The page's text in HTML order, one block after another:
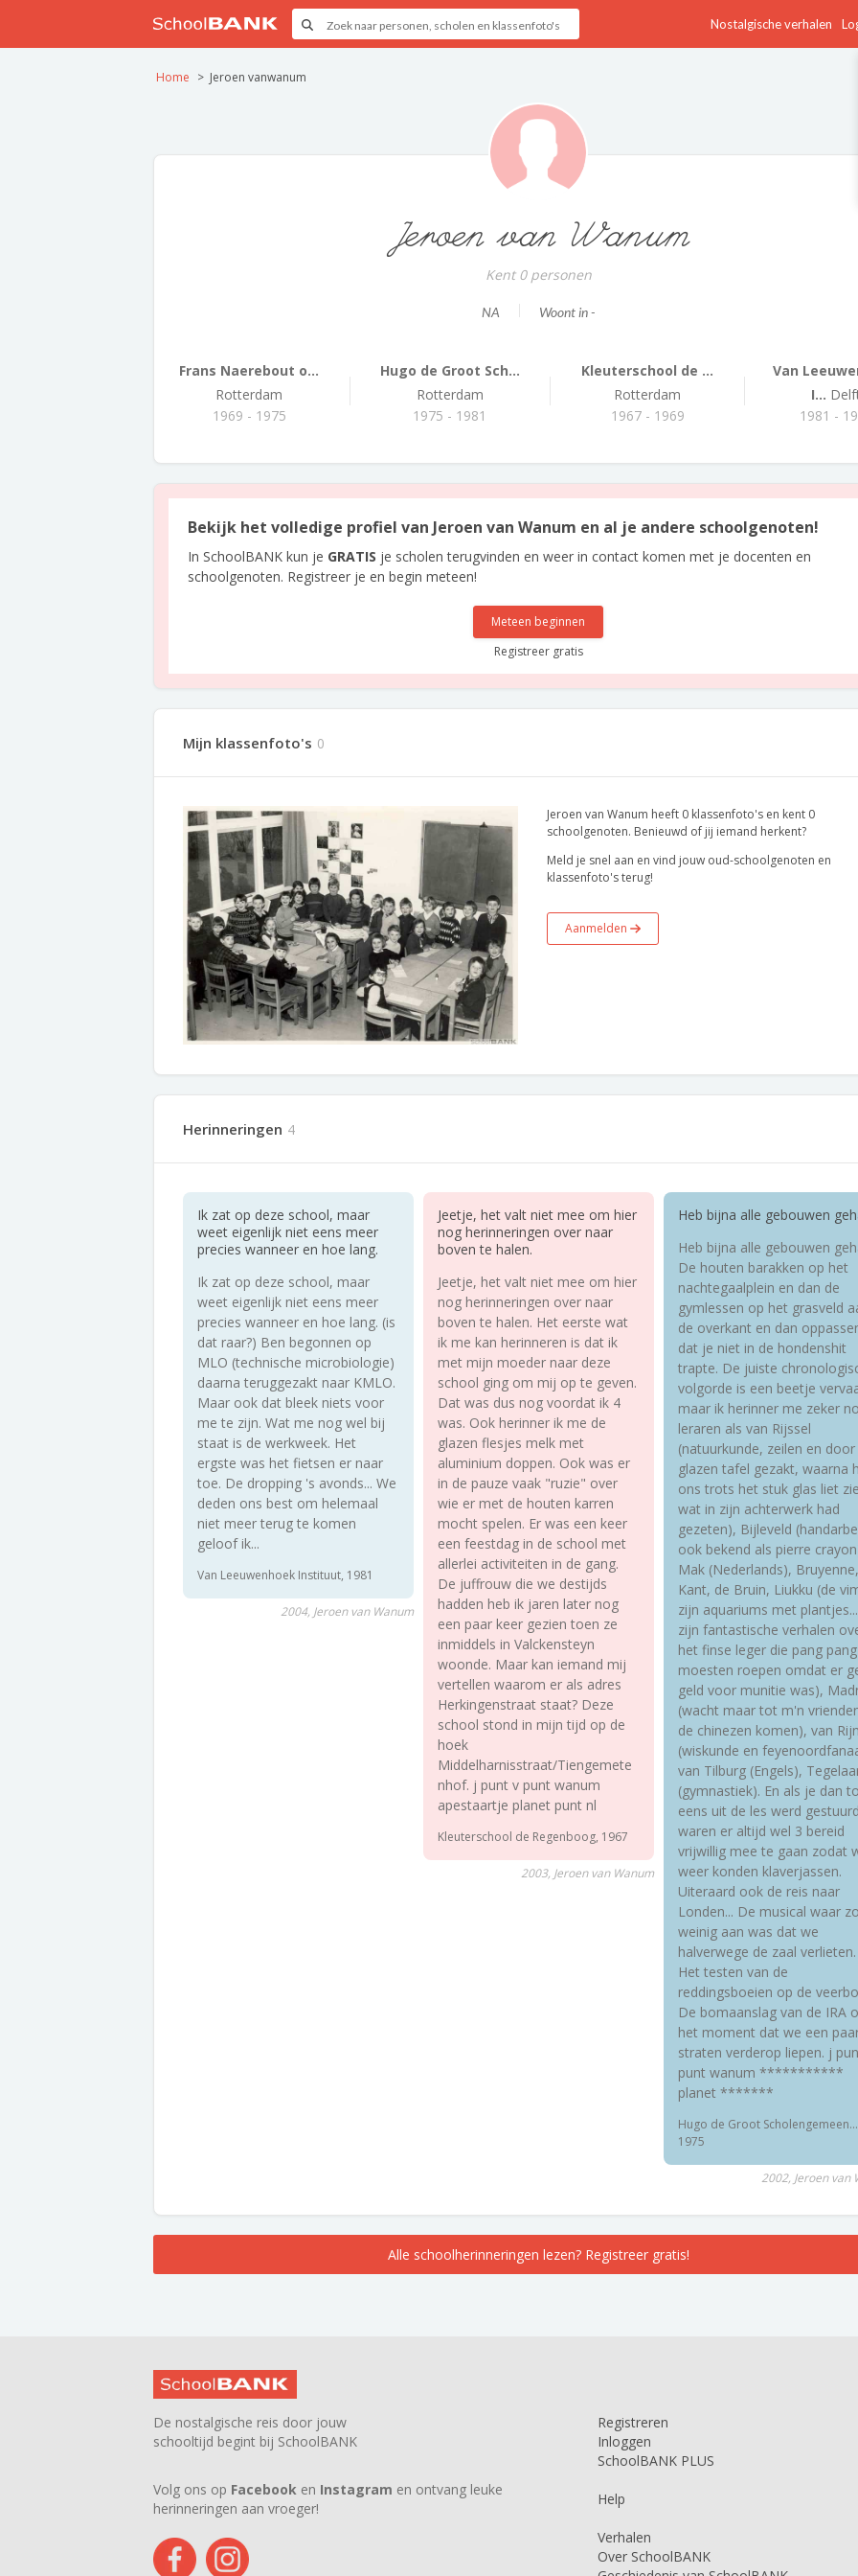
Nostalgische verhalen
Home Jeroen vanwanum
Jeroen van Wanum
Kent 0 personen
NA Woont in -
Frans Naerebout o...
Rotterdam
1969 - 1975
Hugo de Groot Sch...
Rotterdam
1975 - 1981
Kleuterschool de ...
Rotterdam
1967 - 1969
Van
I...
1981 -
Bekijk het volledige profiel van Jeroen van Wanum en al je andere schoolgenoten!
In SchoolBANK kun je GRATIS je scholen terugvinden en weer in contact komen met je docenten en
schoolgenoten. Registreer je en begin meteen!
Meteen beginnen
Registreer gratis
Mijn klassenfoto's 0
Jeroen van Wanum heeft 0 klassenfoto's en kent 0
schoolgenoten. Benieuwd of jij iemand herkent?
Meld je snel aan en vind jouw oud-schoolgenoten en
klassenfoto's terug!
Aanmelden
Herinneringen 4
Ik zat op deze school, maar
weet eigenlijk niet eens meer
precies wanneer en hoe lang.
Ik zat op deze school, maar
weet eigenlijk niet eens meer
precies wanneer en hoe lang. (is
dat raar?) Ben begonnen op
MLO (technische microbiologie)
daarna teruggezakt naar KMLO.
Maar ook dat bleek niets voor
me te zijn. Wat me nog wel bij
staat is de werkweek. Het
ergste was het fietsen er naar
toe. De dropping 's avonds... We
deden ons best om helemaal
niet meer terug te komen
geloof ik...
Van Leeuwenhoek Instituut, 1981
2004, Jeroen van Wanum
Jeetje, het valt niet mee om hier
nog herinneringen over naar
boven te halen.
Jeetje, het valt niet mee om hier
nog herinneringen over naar
boven te halen. Het eerste wat
ik me kan herinneren is dat ik
met mijn moeder naar deze
school ging om mij op te geven.
Dat was dus nog voordat ik 4
was. Ook herinner ik me de
glazen flesjes melk met
aluminium doppen. Ook was er
in de pauze vaak "ruzie" over
wie er met de houten karren
mocht spelen. Er was een keer
een feestdag in de school met
allerlei activiteiten in de gang.
De juffrouw die we destijds
hadden heb ik jaren later nog
een paar keer gezien toen ze
inmiddels in Valckensteyn
woonde. Maar kan iemand mij
vertellen waarom er als adres
Herkingenstraat staat? Deze
school stond in mijn tijd op de
hoek
Middelharnisstraat/Tiengemete
nhof. j punt v punt wanum
apestaartje planet punt nl
Kleuterschool de Regenboog, 1967
2003, Jeroen van Wanum
Heb bijna alle gebouwen
Heb bijna alle gebouwen
De houten barakken op het
nachtegaalplein en dan de
gymlessen op het grasveld
de overkant en dan
dat je niet in de hondenshit
trapte. De juiste
volgorde is een beetje
maar ik herinner me zeker
leraren als van Rijssel
(natuurkunde, zeilen en door
glazen tafel gezakt, waarna
ons trots het stuk glas liet
wat in zijn achterwerk had
gezeten), Bijleveld
ook bekend als pierre
Mak (Nederlands), Bruyenne,
Kant, de Bruin, Liukku (de
zijn aquariums met
zijn fantastische verhalen
het finse leger die pang pang
moesten roepen omdat er
geld voor munitie was),
(wacht maar tot m'n
de chinezen komen), van Rijn
(wiskunde en
van Tilburg (Engels),
(gymnastiek). En als je dan
eens uit de les werd gestuurd
waren er altijd wel 3 bereid
vrijwillig mee te gaan zodat
weer konden klaverjassen.
Uiteraard ook de reis naar
Londen... De musical waar zo
weinig aan was dat we
halverwege de zaal verlieten.
Het testen van de
reddingsboeien op de
De bomaanslag van de IRA
het moment dat we een
straten verderop liepen. j
punt wanum ***********
planet *******
Hugo de Groot
1975
2002, Jeroen van
Alle schoolherinneringen lezen? Registreer gratis!
De nostalgische reis door jouw
schooltijd begint bij SchoolBANK
Volg ons op Facebook en Instagram en ontvang leuke
herinneringen aan vroeger!
Registreren
Inloggen
SchoolBANK PLUS
Help
Verhalen
Over SchoolBANK